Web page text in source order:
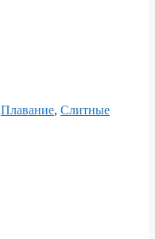
Плавание, Слитные